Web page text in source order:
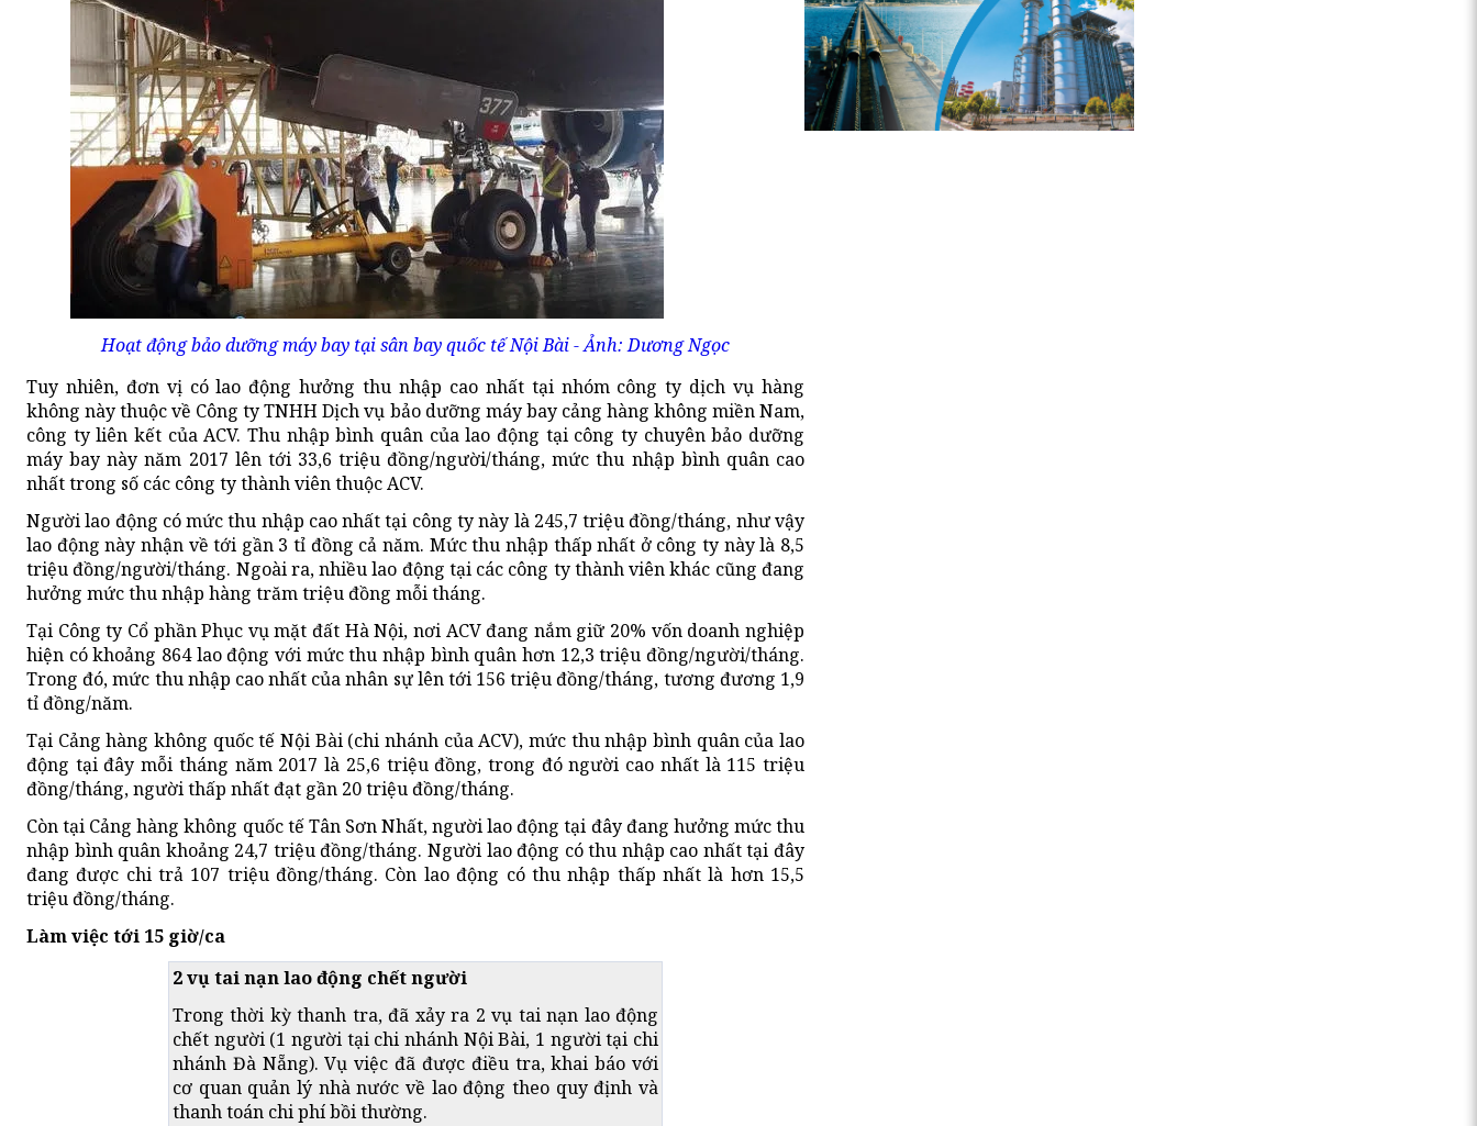
Hoạt động bảo dưỡng máy bay tại sân bay quốc tế Nội Bài - Ảnh: Dương Ngọc
Tuy nhiên, đơn vị có lao động hưởng thu nhập cao nhất tại nhóm công ty dịch vụ hàng
không này thuộc về Công ty TNHH Dịch vụ bảo dưỡng máy bay cảng hàng không miền Nam,
công ty liên kết của ACV. Thu nhập bình quân của lao động tại công ty chuyên bảo dưỡng
máy bay này năm 2017 lên tới 33,6 triệu đồng/người/tháng, mức thu nhập bình quân cao
nhất trong số các công ty thành viên thuộc ACV.
Người lao động có mức thu nhập cao nhất tại công ty này là 245,7 triệu đồng/tháng, như vậy
lao động này nhận về tới gần 3 tỉ đồng cả năm. Mức thu nhập thấp nhất ở công ty này là 8,5
triệu đồng/người/tháng. Ngoài ra, nhiều lao động tại các công ty thành viên khác cũng đang
hưởng mức thu nhập hàng trăm triệu đồng mỗi tháng.
Tại Công ty Cổ phần Phục vụ mặt đất Hà Nội, nơi ACV đang nắm giữ 20% vốn doanh nghiệp
hiện có khoảng 864 lao động với mức thu nhập bình quân hơn 12,3 triệu đồng/người/tháng.
Trong đó, mức thu nhập cao nhất của nhân sự lên tới 156 triệu đồng/tháng, tương đương 1,9
tỉ đồng/năm.
Tại Cảng hàng không quốc tế Nội Bài (chi nhánh của ACV), mức thu nhập bình quân của lao
động tại đây mỗi tháng năm 2017 là 25,6 triệu đồng, trong đó người cao nhất là 115 triệu
đồng/tháng, người thấp nhất đạt gần 20 triệu đồng/tháng.
Còn tại Cảng hàng không quốc tế Tân Sơn Nhất, người lao động tại đây đang hưởng mức thu
nhập bình quân khoảng 24,7 triệu đồng/tháng. Người lao động có thu nhập cao nhất tại đây
đang được chi trả 107 triệu đồng/tháng. Còn lao động có thu nhập thấp nhất là hơn 15,5
triệu đồng/tháng.
Làm việc tới 15 giờ/ca
2 vụ tai nạn lao động chết người
Trong thời kỳ thanh tra, đã xảy ra 2 vụ tai nạn lao động
chết người (1 người tại chi nhánh Nội Bài, 1 người tại chi
nhánh Đà Nẵng). Vụ việc đã được điều tra, khai báo với
cơ quan quản lý nhà nước về lao động theo quy định và
thanh toán chi phí bồi thường.